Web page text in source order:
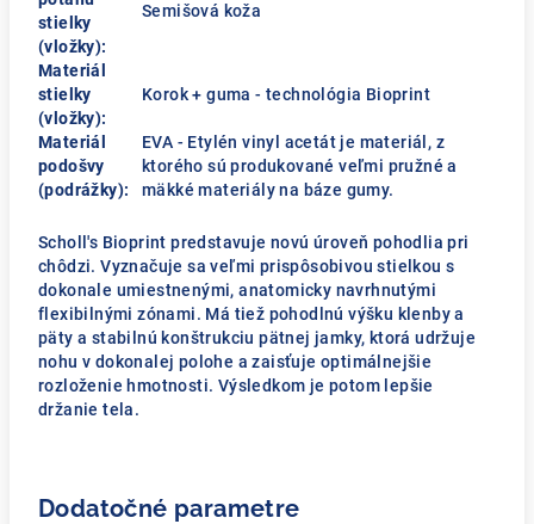
stielky
(vložky):
Semišová koža
Materiál
stielky
(vložky):
Korok + guma - technológia Bioprint
Materiál
podošvy
(podrážky):
EVA - Etylén vinyl acetát je materiál, z
ktorého sú produkované veľmi pružné a
mäkké materiály na báze gumy.
Scholl's Bioprint predstavuje novú úroveň pohodlia pri
chôdzi. Vyznačuje sa veľmi prispôsobivou stielkou s
dokonale umiestnenými, anatomicky navrhnutými
flexibilnými zónami. Má tiež pohodlnú výšku klenby a
päty a stabilnú konštrukciu pätnej jamky, ktorá udržuje
nohu v dokonalej polohe a zaisťuje optimálnejšie
rozloženie hmotnosti. Výsledkom je potom lepšie
držanie tela.
Dodatočné parametre